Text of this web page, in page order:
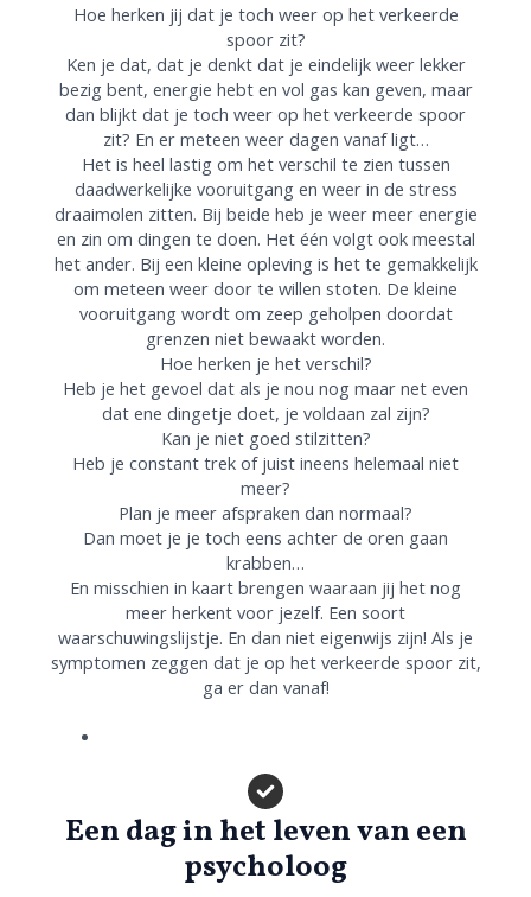
Hoe herken jij dat je toch weer op het verkeerde
spoor zit?
Ken je dat, dat je denkt dat je eindelijk weer lekker
bezig bent, energie hebt en vol gas kan geven, maar
dan blijkt dat je toch weer op het verkeerde spoor
zit? En er meteen weer dagen vanaf ligt…
Het is heel lastig om het verschil te zien tussen
daadwerkelijke vooruitgang en weer in de stress
draaimolen zitten. Bij beide heb je weer meer energie
en zin om dingen te doen. Het één volgt ook meestal
het ander. Bij een kleine opleving is het te gemakkelijk
om meteen weer door te willen stoten. De kleine
vooruitgang wordt om zeep geholpen doordat
grenzen niet bewaakt worden.
Hoe herken je het verschil?
Heb je het gevoel dat als je nou nog maar net even
dat ene dingetje doet, je voldaan zal zijn?
Kan je niet goed stilzitten?
Heb je constant trek of juist ineens helemaal niet
meer?
Plan je meer afspraken dan normaal?
Dan moet je je toch eens achter de oren gaan
krabben…
En misschien in kaart brengen waaraan jij het nog
meer herkent voor jezelf. Een soort
waarschuwingslijstje. En dan niet eigenwijs zijn! Als je
symptomen zeggen dat je op het verkeerde spoor zit,
ga er dan vanaf!
Een dag in het leven van een
psycholoog